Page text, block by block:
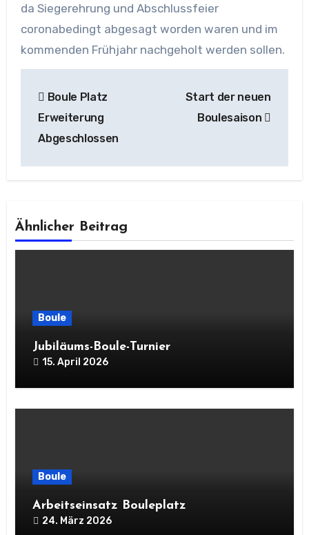
da Siegerehrung und Abschlussfeier
coronabedingt abgesagt worden waren und im
kommenden Frühjahr nachgeholt werden sollen.
Boule Platz
Erweiterung
Abgeschlossen
Start der neuen
Boulesaison
Ähnlicher Beitrag
Boule
Jubiläums-Boule-Turnier
15. April 2026
Boule
Arbeitseinsatz Bouleplatz
24. März 2026